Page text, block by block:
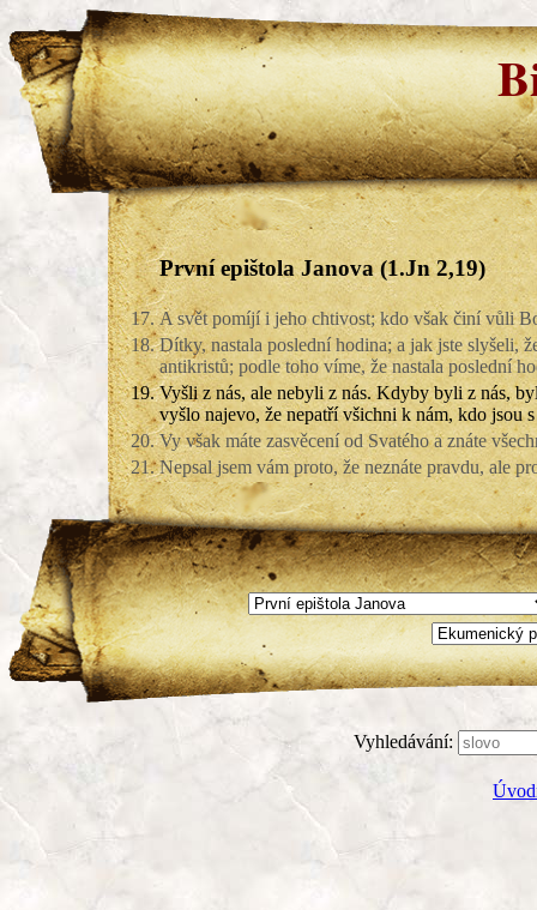
První epištola Janova (1.Jn 2,19)
17. A svět pomíjí i jeho chtivost; kdo však činí vůli
18. Dítky, nastala poslední hodina; a jak jste slyšeli,
antikristů; podle toho víme, že nastala poslední
19. Vyšli z nás, ale nebyli z nás. Kdyby byli z nás,
vyšlo najevo, že nepatří všichni k nám, kdo jsou
20. Vy však máte zasvěcení od Svatého a znáte
21. Nepsal jsem vám proto, že neznáte pravdu, ale
Vyhledávání: